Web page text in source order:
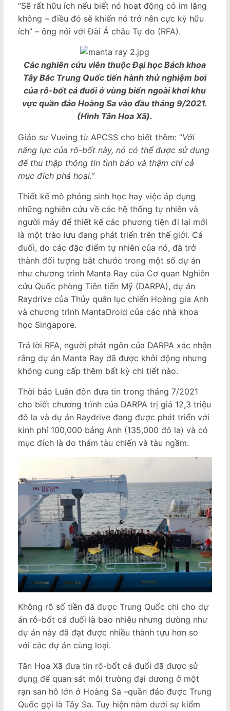
“Sẽ rất hữu ích nếu biết nó hoạt động có im lặng
không – điều đó sẽ khiến nó trở nên cực kỳ hữu
ích” – ông nói với Đài Á châu Tự do (RFA).
Các nghiên cứu viên thuộc Đại học Bách khoa
Tây Bắc Trung Quốc tiến hành thử nghiệm bơi
của rô-bốt cá đuối ở vùng biển ngoài khơi khu
vực quần đảo Hoàng Sa vào đầu tháng 9/2021.
(Hình Tân Hoa Xã).
Giáo sư Vuving từ APCSS cho biết thêm: “Với
năng lực của rô-bốt này, nó có thể được sử dụng
để thu thập thông tin tình báo và thậm chí cả
mục đích phá hoại.”
Thiết kế mô phỏng sinh học hay việc áp dụng
những nghiên cứu về các hệ thống tự nhiên và
người máy để thiết kế các phương tiện đi lại mới
là một trào lưu đang phát triển trên thế giới. Cá
đuối, do các đặc điểm tự nhiên của nó, đã trở
thành đối tượng bắt chước trong một số dự án
như chương trình Manta Ray của Cơ quan Nghiên
cứu Quốc phòng Tiên tiến Mỹ (DARPA), dự án
Raydrive của Thủy quân lục chiến Hoàng gia Anh
và chương trình MantaDroid của các nhà khoa
học Singapore.
Trả lời RFA, người phát ngôn của DARPA xác nhận
rằng dự án Manta Ray đã được khởi động nhưng
không cung cấp thêm bất kỳ chi tiết nào.
Thời báo Luân đôn đưa tin trong tháng 7/2021
cho biết chương trình của DARPA trị giá 12,3 triệu
đô la và dự án Raydrive đang được phát triển với
kinh phí 100,000 bảng Anh (135,000 đô la) và có
mục đích là do thám tàu ​​chiến và tàu ngầm.
Không rõ số tiền đã được Trung Quốc chi cho dự
án rô-bốt cá đuối là bao nhiêu nhưng dường như
dự án này đã đạt được nhiều thành tựu hơn so
với các dự án cùng loại.
Tân Hoa Xã đưa tin rô-bốt cá đuối đã được sử
dụng để quan sát môi trường đại dương ở một
rạn san hô lớn ở Hoàng Sa –quần đảo được Trung
Quốc gọi là Tây Sa. Tuy hiện nằm dưới sự kiểm